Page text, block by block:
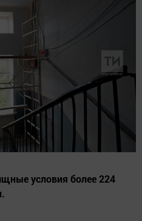
условия более 224